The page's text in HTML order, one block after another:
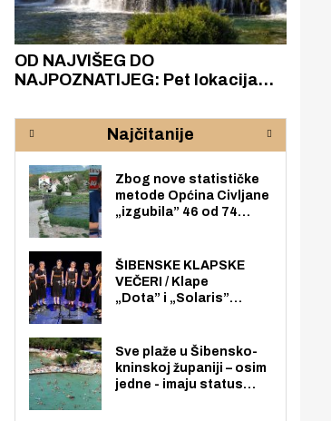
OD NAJVIŠEG DO
NAJPOZNATIJEG: Pet lokacija
rijeke Krke
Najčitanije
Zbog nove statističke
metode Općina Civljane
„izgubila” 46 od 74
nego radno sposobnih
osoba među svojih 170
stanovnika.
ŠIBENSKE KLAPSKE
VEČERI / Klape
„Dota” i „Solaris”
loži
Sve plaže u Šibensko-
kninskoj županiji – osim
jedne - imaju status